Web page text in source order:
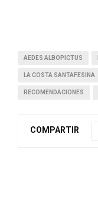
AEDES ALBOPICTUS
LA COSTA SANTAFESINA
RECOMENDACIONES
COMPARTIR